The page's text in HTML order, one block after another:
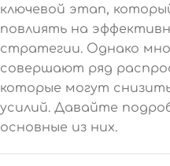
ключевой этап,
повлиять на
стратегии. Однако
совершают ряд
которые могут
усилий. Давайте
основные из них.